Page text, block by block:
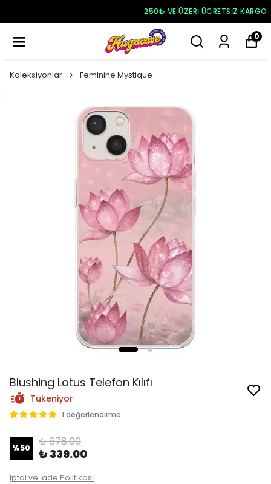
250₺ VE ÜZERI ÜCRETSIZ KARGO
0
Koleksiyonlar Feminine Mystique
Blushing Lotus Telefon Kılıfı
Tükeniyor
1 değerlendirme
%50 ₺ 678.00
₺ 339.00
İptal ve İade Politikası